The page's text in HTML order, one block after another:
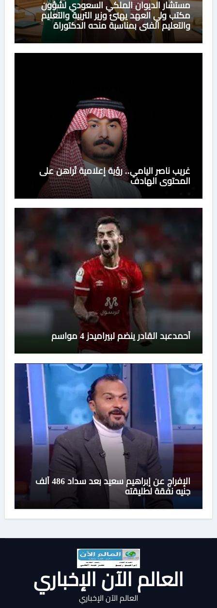
مستشار الديوان الملكي السعودي لشؤون
مكتب ولي العهد يهنئ وزير التربية والتعليم
والتعليم الفني بمناسبة منحه الدكتوراة
الفخرية من جامعة هيروشيما اليابانية
غريب ناصر اليامي.. رؤية إعلامية تُراهن على
المحتوى الهادف
أحمدعبد القادر ينضم لبيراميدز 4 مواسم
الإفراج عن إبراهيم سعيد بعد سداد 486 ألف
جنيه نفقة لطليقته
العالم الآن الإخباري
العالم الآن الإخباري